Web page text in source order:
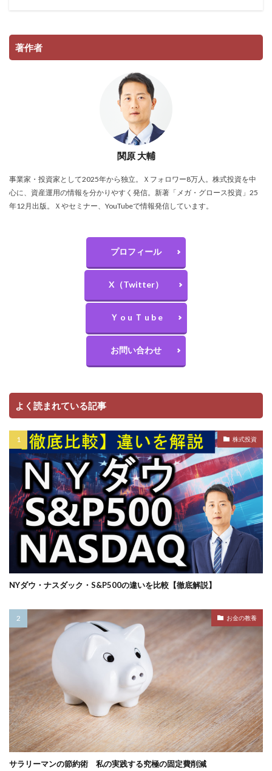
著作者
関原 大輔
事業家・投資家として2025年から独立。Ｘフォロワー8万人。株式投資を中
心に、資産運用の情報を分かりやすく発信。新著「メガ・グロース投資」25
年12月出版。Ｘやセミナー、YouTubeで情報発信しています。
プロフィール
X（Twitter）
Ｙ o u Ｔ u b e
お問い合わせ
よく読まれている記事
株式投資
NYダウ・ナスダック・S&P500の違いを比較【徹底解説】
お金の教養
サラリーマンの節約術 私の実践する究極の固定費削減